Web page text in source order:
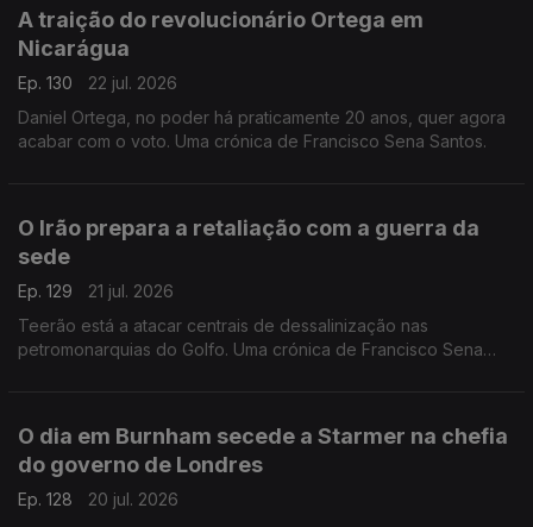
A traição do revolucionário Ortega em
Nicarágua
Ep. 130
22 jul. 2026
Daniel Ortega, no poder há praticamente 20 anos, quer agora
acabar com o voto. Uma crónica de Francisco Sena Santos.
O Irão prepara a retaliação com a guerra da
sede
Ep. 129
21 jul. 2026
Teerão está a atacar centrais de dessalinização nas
petromonarquias do Golfo. Uma crónica de Francisco Sena
O dia em Burnham secede a Starmer na chefia
do governo de Londres
Ep. 128
20 jul. 2026